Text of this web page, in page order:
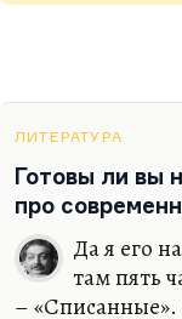
ЛИТЕРАТУРА
Готовы ли вы
про
Да я его
там пять
–